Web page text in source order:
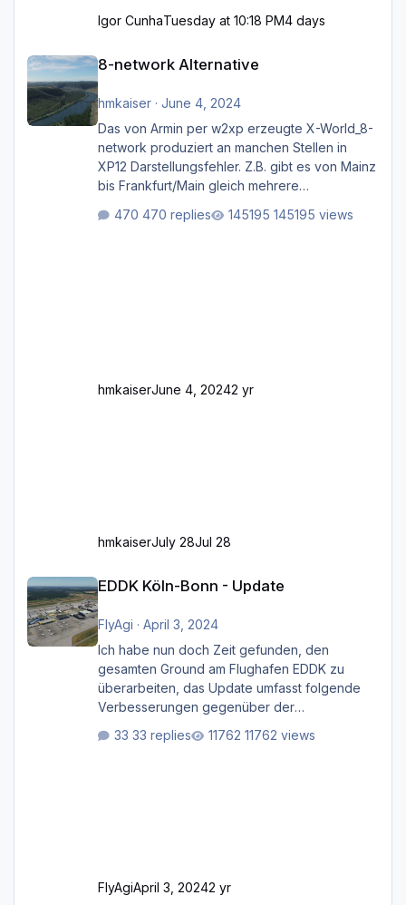
Igor CunhaTuesday at 10:18 PM4 days
8-network Alternative
hmkaiser· June 4, 2024
Das von Armin per w2xp erzeugte X-World_8-
network produziert an manchen Stellen in
XP12 Darstellungsfehler. Z.B. gibt es von Mainz
bis Frankfurt/Main gleich mehrere
zugemauert sind. Niederräder Brücke
470 replies 145195 views
hmkaiserJune 4, 20242 yr
hmkaiserJuly 28Jul 28
EDDK Köln-Bonn - Update
FlyAgi · April 3, 2024
Ich habe nun doch Zeit gefunden, den
gesamten Ground am Flughafen EDDK zu
überarbeiten, das Update umfasst folgende
Verbesserungen gegenüber der
Bodenmarkierungen (der Flughafen sollte
33 replies 11762 views
FlyAgiApril 3, 20242 yr